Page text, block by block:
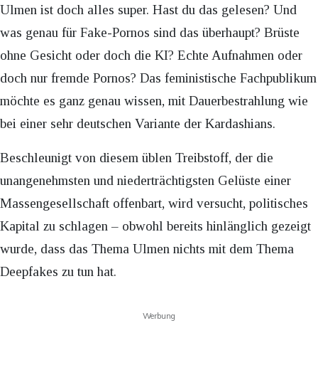
Ulmen ist doch alles super. Hast du das gelesen? Und
was genau für Fake-Pornos sind das überhaupt? Brüste
ohne Gesicht oder doch die KI? Echte Aufnahmen oder
doch nur fremde Pornos? Das feministische Fachpublikum
möchte es ganz genau wissen, mit Dauerbestrahlung wie
bei einer sehr deutschen Variante der Kardashians.
Beschleunigt von diesem üblen Treibstoff, der die
unangenehmsten und niederträchtigsten Gelüste einer
Massengesellschaft offenbart, wird versucht, politisches
Kapital zu schlagen – obwohl bereits hinlänglich gezeigt
wurde, dass das Thema Ulmen nichts mit dem Thema
Deepfakes zu tun hat.
Werbung